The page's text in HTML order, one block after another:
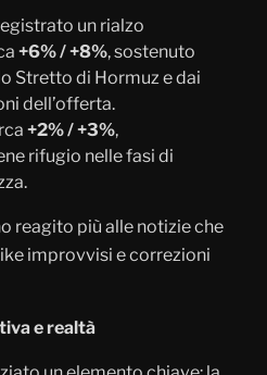
un rialzo
+6% / +8%, sostenuto
Stretto di Hormuz e dai
dell’offerta.
+2% / +3%,
rifugio nelle fasi di
reagito più alle notizie che
improvvisi e correzioni
e realtà